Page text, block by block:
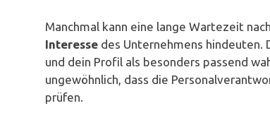
Manchmal kann eine lange Wartezeit
Interesse des Unternehmens hindeuten.
und dein Profil als besonders passend
ungewöhnlich, dass die
prüfen.